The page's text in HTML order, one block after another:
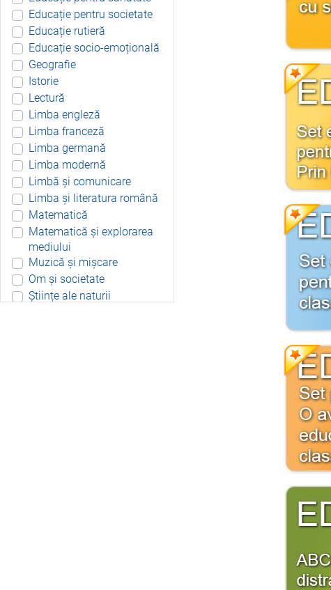
Educație pentru societate
Educație rutieră
Educație socio-emoțională
Geografie
Istorie
Lectură
Limba engleză
Limba franceză
Limba germană
Limba modernă
Limbă și comunicare
Limba și literatura română
Matematică
Matematică și explorarea
mediului
Muzică și mișcare
Om și societate
Științe ale naturii